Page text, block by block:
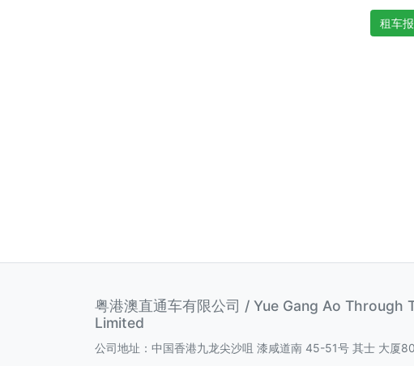
租车
粤港澳直通车有限公司 / Yue Gang Ao Through
Limited
公司地址：中国香港九龙尖沙咀 漆咸道南 45-51号 其士 大厦